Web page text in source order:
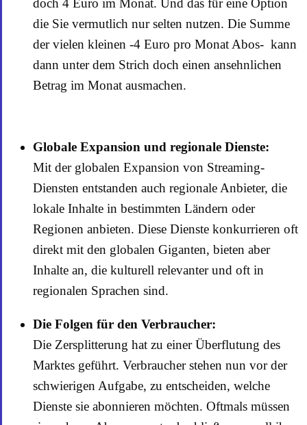
doch 4 Euro im Monat. Und das für eine Option
die Sie vermutlich nur selten nutzen. Die Summe
der vielen kleinen -4 Euro pro Monat Abos- kann
dann unter dem Strich doch einen ansehnlichen
Betrag im Monat ausmachen.
Globale Expansion und regionale Dienste:
Mit der globalen Expansion von Streaming-
Diensten entstanden auch regionale Anbieter, die
lokale Inhalte in bestimmten Ländern oder
Regionen anbieten. Diese Dienste konkurrieren oft
direkt mit den globalen Giganten, bieten aber
Inhalte an, die kulturell relevanter und oft in
regionalen Sprachen sind.
Die Folgen für den Verbraucher:
Die Zersplitterung hat zu einer Überflutung des
Marktes geführt. Verbraucher stehen nun vor der
schwierigen Aufgabe, zu entscheiden, welche
Dienste sie abonnieren möchten. Oftmals müssen